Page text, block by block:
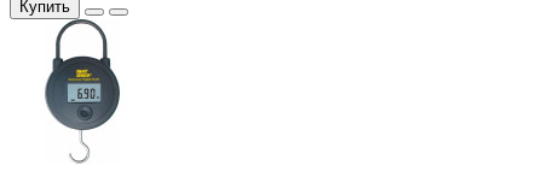
Купить